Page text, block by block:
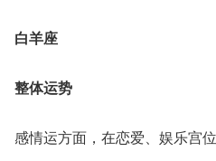
白羊座
整体运势
感情运方面，在恋爱、娱乐宫位